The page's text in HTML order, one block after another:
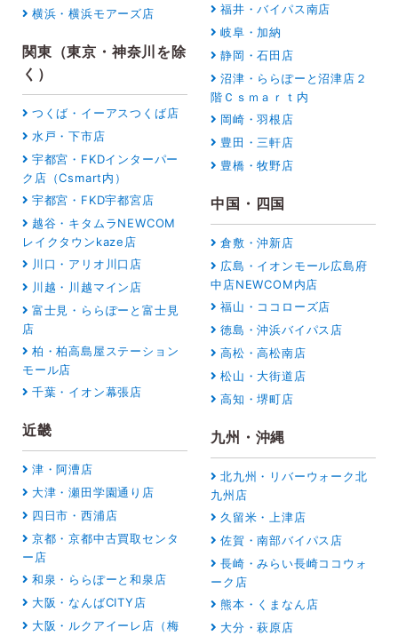
横浜・横浜モアーズ店
関東（東京・神奈川を除
く）
つくば・イーアスつくば店
水戸・下市店
宇都宮・FKDインターパー
ク店（Csmart内）
宇都宮・FKD宇都宮店
越谷・キタムラNEWCOM
レイクタウンkaze店
川口・アリオ川口店
川越・川越マイン店
富士見・ららぽーと富士見
店
柏・柏高島屋ステーション
モール店
千葉・イオン幕張店
近畿
津・阿漕店
大津・瀬田学園通り店
四日市・西浦店
京都・京都中古買取センタ
ー店
和泉・ららぽーと和泉店
大阪・なんばCITY店
大阪・ルクアイーレ店（梅
福井・バイパス南店
岐阜・加納
静岡・石田店
沼津・ららぽーと沼津店２
階Ｃｓｍａｒｔ内
岡崎・羽根店
豊田・三軒店
豊橋・牧野店
中国・四国
倉敷・沖新店
広島・イオンモール広島府
中店NEWCOM内店
福山・ココローズ店
徳島・沖浜バイパス店
高松・高松南店
松山・大街道店
高知・堺町店
九州・沖縄
北九州・リバーウォーク北
九州店
久留米・上津店
佐賀・南部バイパス店
長崎・みらい長崎ココウォ
ーク店
熊本・くまなん店
大分・萩原店